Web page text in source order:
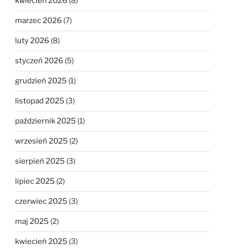
marzec 2026 (7)
luty 2026 (8)
styczeń 2026 (5)
grudzień 2025 (1)
listopad 2025 (3)
październik 2025 (1)
wrzesień 2025 (2)
sierpień 2025 (3)
lipiec 2025 (2)
czerwiec 2025 (3)
maj 2025 (2)
kwiecień 2025 (3)